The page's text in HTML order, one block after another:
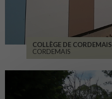
COLLÈGE DE CORDEMAIS
CORDEMAIS